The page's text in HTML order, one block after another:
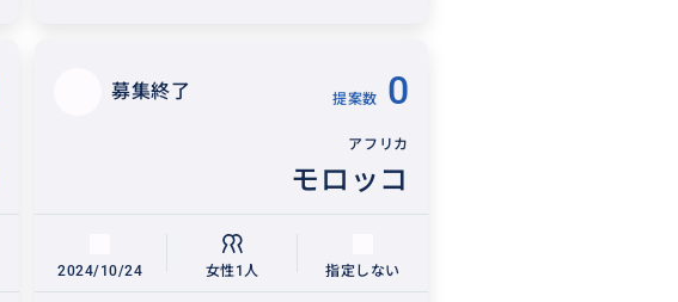
募集終了 提案数 0
アフリカ
モロッコ
2024/10/24 女性1人 指定しない